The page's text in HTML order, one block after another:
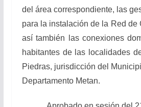
del área correspondiente, las
para la instalación de la Red de
así también las conexiones
habitantes de las localidades
Piedras, jurisdicción del
Departamento Metan.